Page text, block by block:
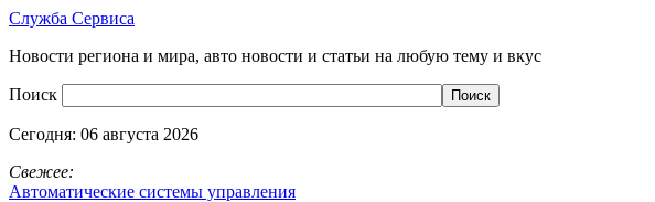
Служба Сервиса
Новости региона и мира, авто новости и статьи на любую тему и вкус
Поиск
Сегодня: 06 августа 2026
Свежее:
Автоматические системы управления